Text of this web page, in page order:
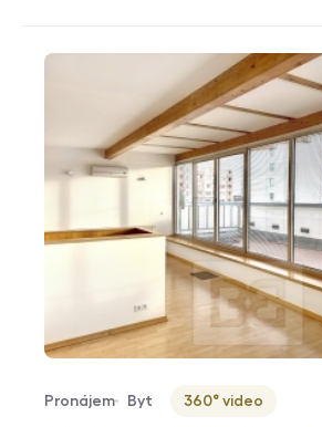
Typ nabídky
Pronájem
Typ nemovitosti
Byt
Virtuální prohlídka
360° video